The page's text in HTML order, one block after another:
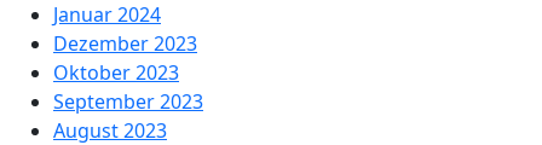
Januar 2024
Dezember 2023
Oktober 2023
September 2023
August 2023